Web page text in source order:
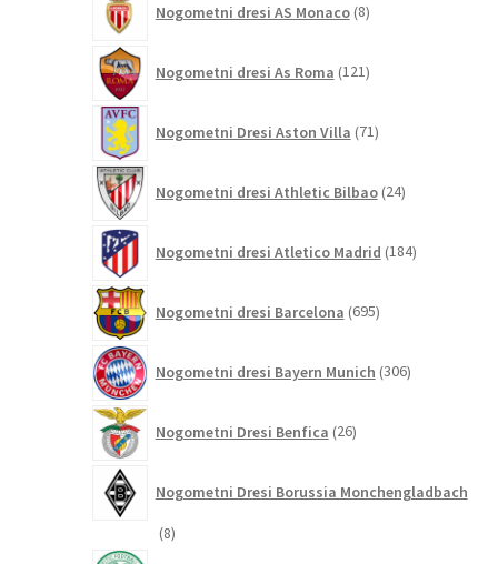
Nogometni dresi AS Monaco 8izdelkov
Nogometni dresi As Roma 121izdelkov
Nogometni Dresi Aston Villa 71izdelkov
Nogometni dresi Athletic Bilbao 24izdelkov
Nogometni dresi Atletico Madrid 184izdelkov
Nogometni dresi Barcelona 695izdelkov
Nogometni dresi Bayern Munich 306izdelkov
Nogometni Dresi Benfica 26izdelkov
Nogometni Dresi Borussia Monchengladbach
88